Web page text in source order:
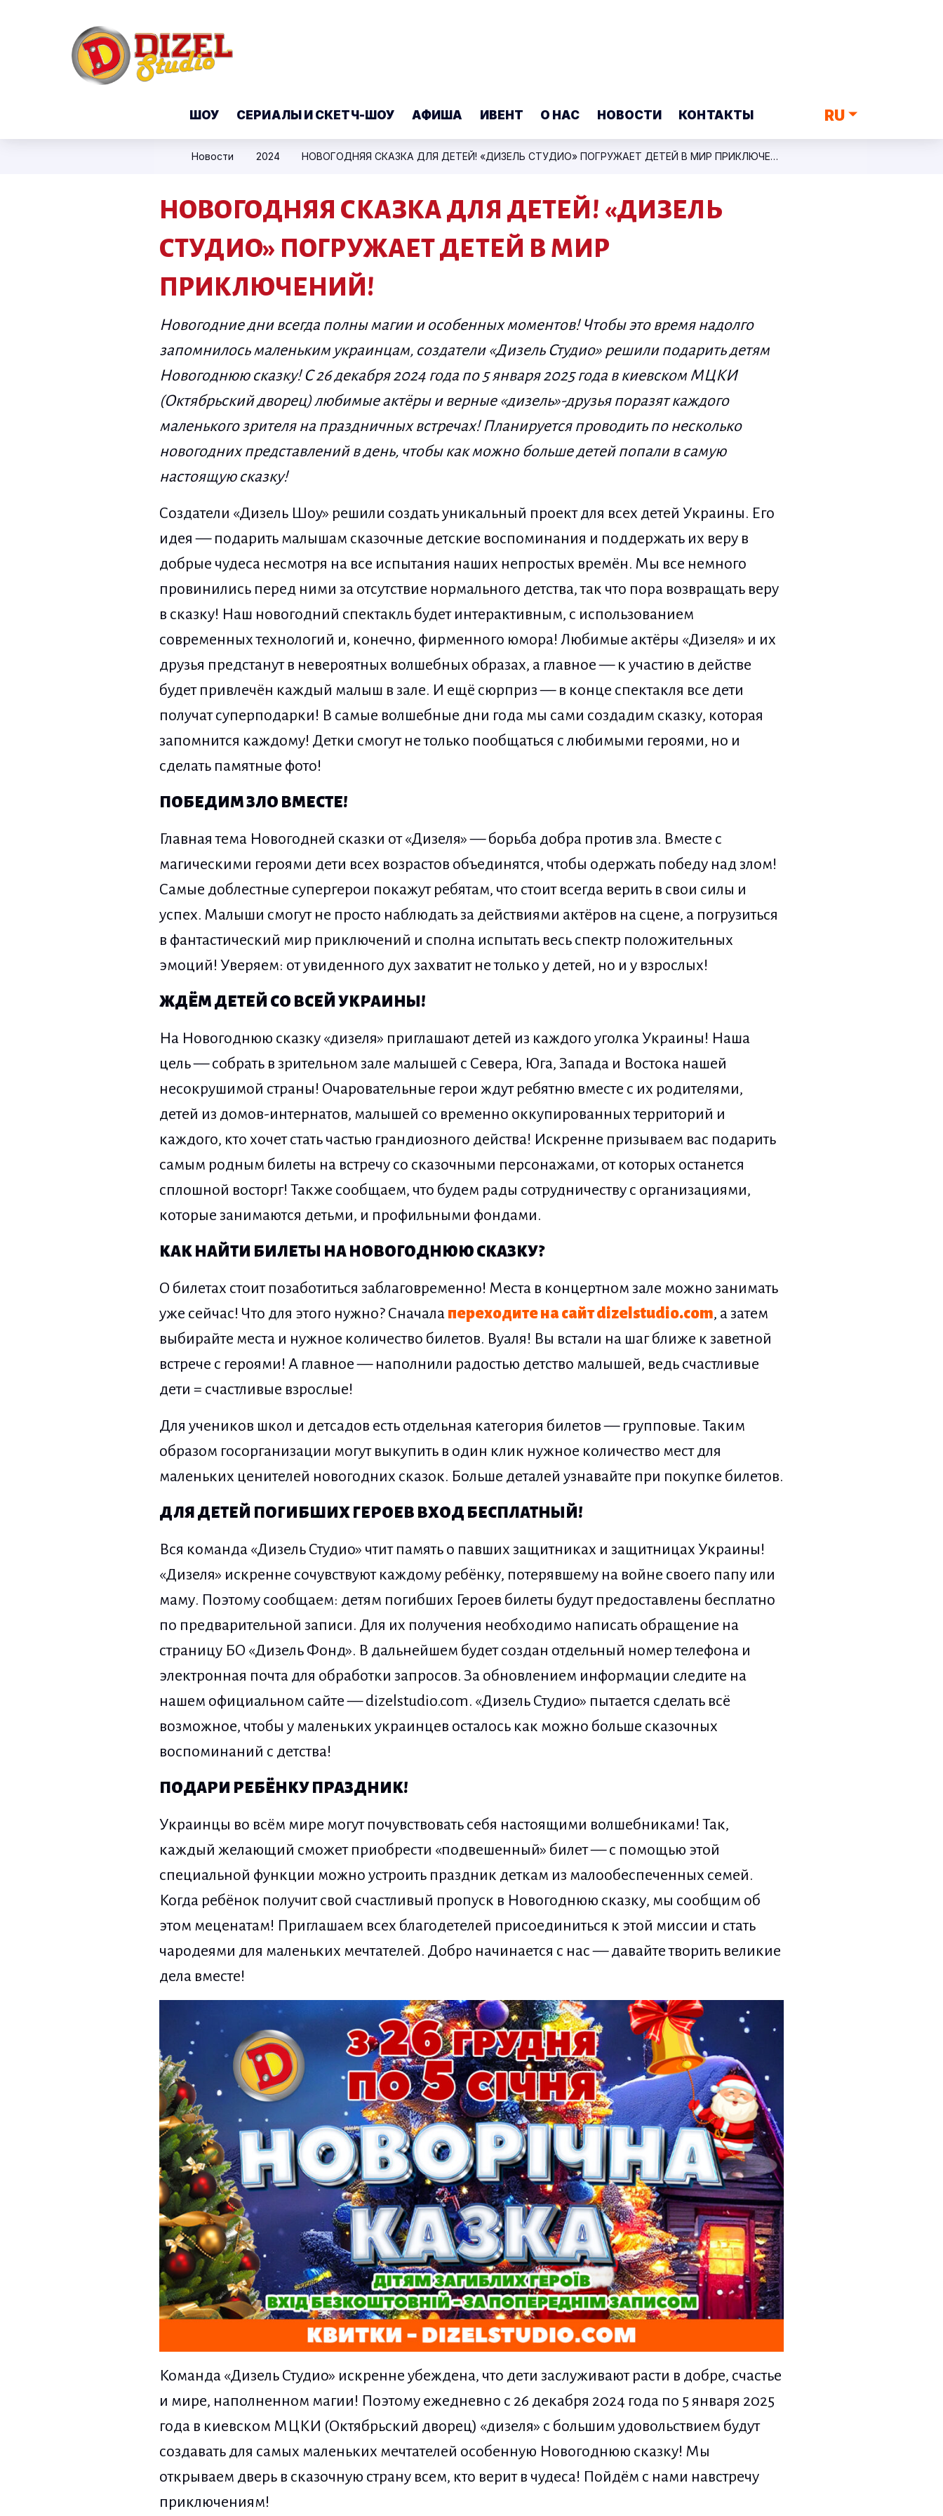
ШОУ СЕРИАЛЫ И СКЕТЧ-ШОУ АФИША ИВЕНТ О НАС НОВОСТИ КОНТАКТЫ RU
Новости 2024 НОВОГОДНЯЯ СКАЗКА ДЛЯ ДЕТЕЙ! «ДИЗЕЛЬ СТУДИО» ПОГРУЖАЕТ ДЕТЕЙ В МИР ПРИКЛЮЧЕНИЙ!
НОВОГОДНЯЯ СКАЗКА ДЛЯ ДЕТЕЙ! «ДИЗЕЛЬ
СТУДИО» ПОГРУЖАЕТ ДЕТЕЙ В МИР
ПРИКЛЮЧЕНИЙ!
Новогодние дни всегда полны магии и особенных моментов! Чтобы это время надолго
запомнилось маленьким украинцам, создатели «Дизель Студио» решили подарить детям
Новогоднюю сказку! С 26 декабря 2024 года по 5 января 2025 года в киевском МЦКИ
(Октябрьский дворец) любимые актёры и верные «дизель»-друзья поразят каждого
маленького зрителя на праздничных встречах! Планируется проводить по несколько
новогодних представлений в день, чтобы как можно больше детей попали в самую
настоящую сказку!
Создатели «Дизель Шоу» решили создать уникальный проект для всех детей Украины. Его
идея — подарить малышам сказочные детские воспоминания и поддержать их веру в
добрые чудеса несмотря на все испытания наших непростых времён. Мы все немного
провинились перед ними за отсутствие нормального детства, так что пора возвращать веру
в сказку! Наш новогодний спектакль будет интерактивным, с использованием
современных технологий и, конечно, фирменного юмора! Любимые актёры «Дизеля» и их
друзья предстанут в невероятных волшебных образах, а главное — к участию в действе
будет привлечён каждый малыш в зале. И ещё сюрприз — в конце спектакля все дети
получат суперподарки! В самые волшебные дни года мы сами создадим сказку, которая
запомнится каждому! Детки смогут не только пообщаться с любимыми героями, но и
сделать памятные фото!
ПОБЕДИМ ЗЛО ВМЕСТЕ!
Главная тема Новогодней сказки от «Дизеля» — борьба добра против зла. Вместе с
магическими героями дети всех возрастов объединятся, чтобы одержать победу над злом!
Самые доблестные супергерои покажут ребятам, что стоит всегда верить в свои силы и
успех. Малыши смогут не просто наблюдать за действиями актёров на сцене, а погрузиться
в фантастический мир приключений и сполна испытать весь спектр положительных
эмоций! Уверяем: от увиденного дух захватит не только у детей, но и у взрослых!
ЖДЁМ ДЕТЕЙ СО ВСЕЙ УКРАИНЫ!
На Новогоднюю сказку «дизеля» приглашают детей из каждого уголка Украины! Наша
цель — собрать в зрительном зале малышей с Севера, Юга, Запада и Востока нашей
несокрушимой страны! Очаровательные герои ждут ребятню вместе с их родителями,
детей из домов-интернатов, малышей со временно оккупированных территорий и
каждого, кто хочет стать частью грандиозного действа! Искренне призываем вас подарить
самым родным билеты на встречу со сказочными персонажами, от которых останется
сплошной восторг! Также сообщаем, что будем рады сотрудничеству с организациями,
которые занимаются детьми, и профильными фондами.
КАК НАЙТИ БИЛЕТЫ НА НОВОГОДНЮЮ СКАЗКУ?
О билетах стоит позаботиться заблаговременно! Места в концертном зале можно занимать
уже сейчас! Что для этого нужно? Сначала переходите на сайт dizelstudio.com, а затем
выбирайте места и нужное количество билетов. Вуаля! Вы встали на шаг ближе к заветной
встрече с героями! А главное — наполнили радостью детство малышей, ведь счастливые
дети = счастливые взрослые!
Для учеников школ и детсадов есть отдельная категория билетов — групповые. Таким
образом госорганизации могут выкупить в один клик нужное количество мест для
маленьких ценителей новогодних сказок. Больше деталей узнавайте при покупке билетов.
ДЛЯ ДЕТЕЙ ПОГИБШИХ ГЕРОЕВ ВХОД БЕСПЛАТНЫЙ!
Вся команда «Дизель Студио» чтит память о павших защитниках и защитницах Украины!
«Дизеля» искренне сочувствуют каждому ребёнку, потерявшему на войне своего папу или
маму. Поэтому сообщаем: детям погибших Героев билеты будут предоставлены бесплатно
по предварительной записи. Для их получения необходимо написать обращение на
страницу БО «Дизель Фонд». В дальнейшем будет создан отдельный номер телефона и
электронная почта для обработки запросов. За обновлением информации следите на
нашем официальном сайте — dizelstudio.com. «Дизель Студио» пытается сделать всё
возможное, чтобы у маленьких украинцев осталось как можно больше сказочных
воспоминаний с детства!
ПОДАРИ РЕБЁНКУ ПРАЗДНИК!
Украинцы во всём мире могут почувствовать себя настоящими волшебниками! Так,
каждый желающий сможет приобрести «подвешенный» билет — с помощью этой
специальной функции можно устроить праздник деткам из малообеспеченных семей.
Когда ребёнок получит свой счастливый пропуск в Новогоднюю сказку, мы сообщим об
этом меценатам! Приглашаем всех благодетелей присоединиться к этой миссии и стать
чародеями для маленьких мечтателей. Добро начинается с нас — давайте творить великие
дела вместе!
Команда «Дизель Студио» искренне убеждена, что дети заслуживают расти в добре, счастье
и мире, наполненном магии! Поэтому ежедневно с 26 декабря 2024 года по 5 января 2025
года в киевском МЦКИ (Октябрьский дворец) «дизеля» с большим удовольствием будут
создавать для самых маленьких мечтателей особенную Новогоднюю сказку! Мы
открываем дверь в сказочную страну всем, кто верит в чудеса! Пойдём с нами навстречу
приключениям!